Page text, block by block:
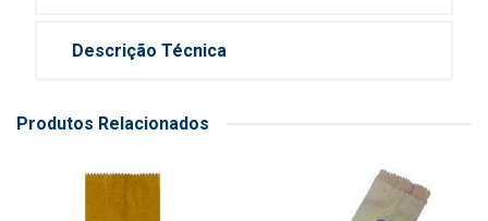
Descrição Técnica
Produtos Relacionados